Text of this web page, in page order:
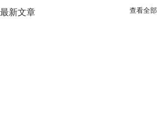
最新文章 查看全部